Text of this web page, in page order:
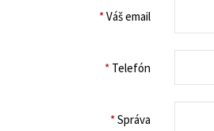
*Váš email
* Telefón
*Správa